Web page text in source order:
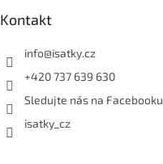
Kontakt
info@isatky.cz
+420 737 639 630
Sledujte nás na Facebooku
isatky_cz